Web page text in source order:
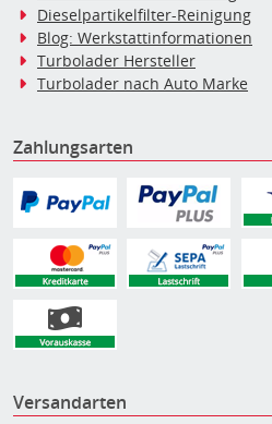
Dieselpartikelfilter-Reinigung
Blog: Werkstattinformationen
Turbolader Hersteller
Turbolader nach Auto Marke
Zahlungsarten
Versandarten